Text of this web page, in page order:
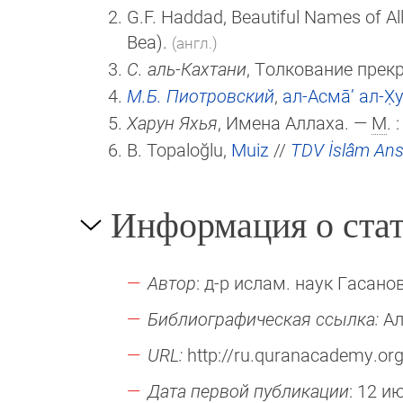
G.F. Haddad, Beautiful Names of
Bea). (англ.)
С. аль-Кахтани, Толкование
М.Б. Пиотровский, ал-Асма̄’ ал-
Харун Яхья, Имена Аллаха. — М.
B. Topaloğlu, Muiz // TDV İslâm
Информация о
Автор: д-р ислам. наук
Библиографическая ссылка:
URL: http://
Дата первой публикации: 12